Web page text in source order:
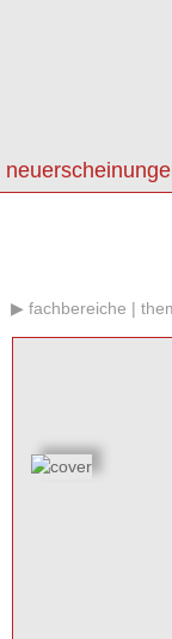
fachbereiche |